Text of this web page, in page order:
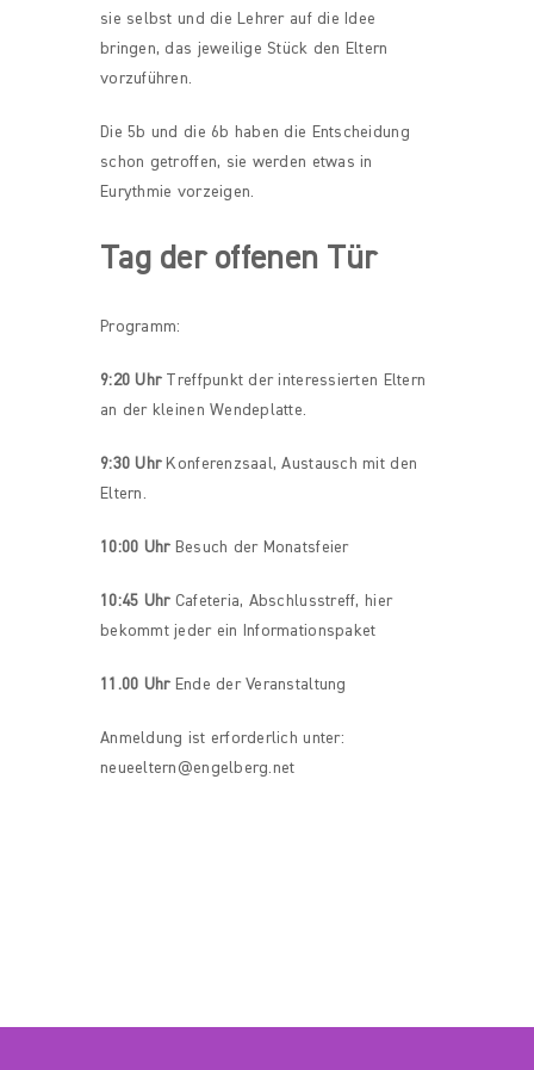
sie selbst und die Lehrer auf die Idee
bringen, das jeweilige Stück den Eltern
vorzuführen.
Die 5b und die 6b haben die Entscheidung
schon getroffen, sie werden etwas in
Eurythmie vorzeigen.
Tag der offenen Tür
Programm:
9:20 Uhr
Treffpunkt der interessierten Eltern
an der kleinen Wendeplatte.
9:30 UhrKonferenzsaal, Austausch mit den
Eltern.
10:00 UhrBesuch der Monatsfeier
10:45 UhrCafeteria, Abschlusstreff, hier
bekommt jeder ein Informationspaket
11.00 UhrEnde der Veranstaltung
Anmeldung ist erforderlich unter:
neueeltern@engelberg.net